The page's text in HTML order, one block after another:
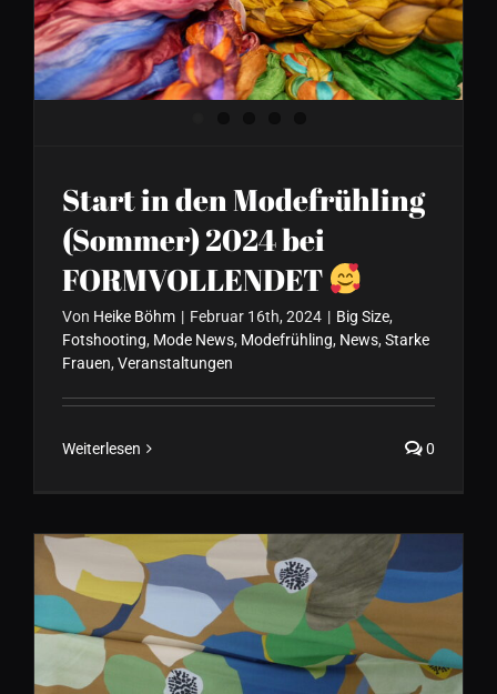
FORMVOLLENDET
Start in den Modefrühling
(Sommer) 2024 bei
FORMVOLLENDET
Von Heike Böhm | Februar 16th, 2024 | Big Size,
Fotshooting, Mode News, Modefrühling, News, Starke
Frauen, Veranstaltungen
Weiterlesen 0
Die neue Herbst/Winter
Kollektion 2023 ist am Start…